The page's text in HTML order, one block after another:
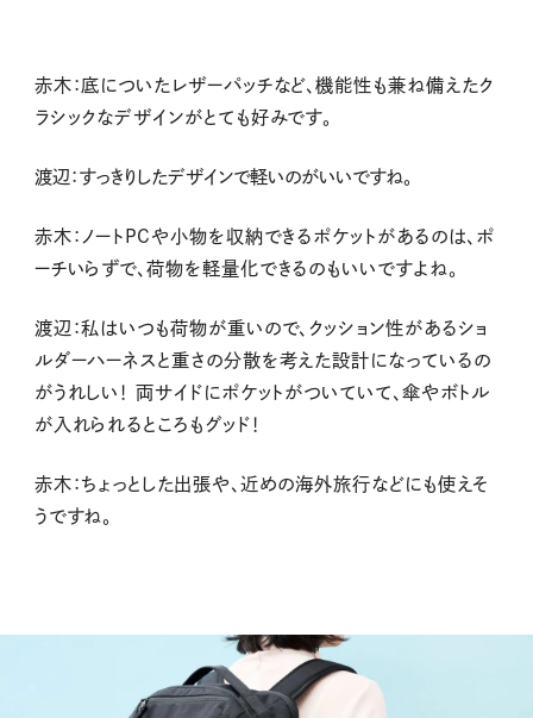
赤木：底についたレザーパッチなど、機能性も兼ね備えたク
ラシックなデザインがとても好みです。
渡辺：すっきりしたデザインで軽いのがいいですね。
赤木：ノートPCや小物を収納できるポケットがあるのは、ポ
ーチいらずで、荷物を軽量化できるのもいいですよね。
渡辺：私はいつも荷物が重いので、クッション性があるショ
ルダーハーネスと重さの分散を考えた設計になっているの
がうれしい！ 両サイドにポケットがついていて、傘やボトル
が入れられるところもグッド！
赤木：ちょっとした出張や、近めの海外旅行などにも使えそ
うですね。